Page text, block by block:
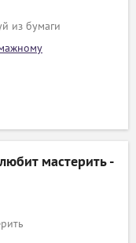
из бумаги
мастерить -